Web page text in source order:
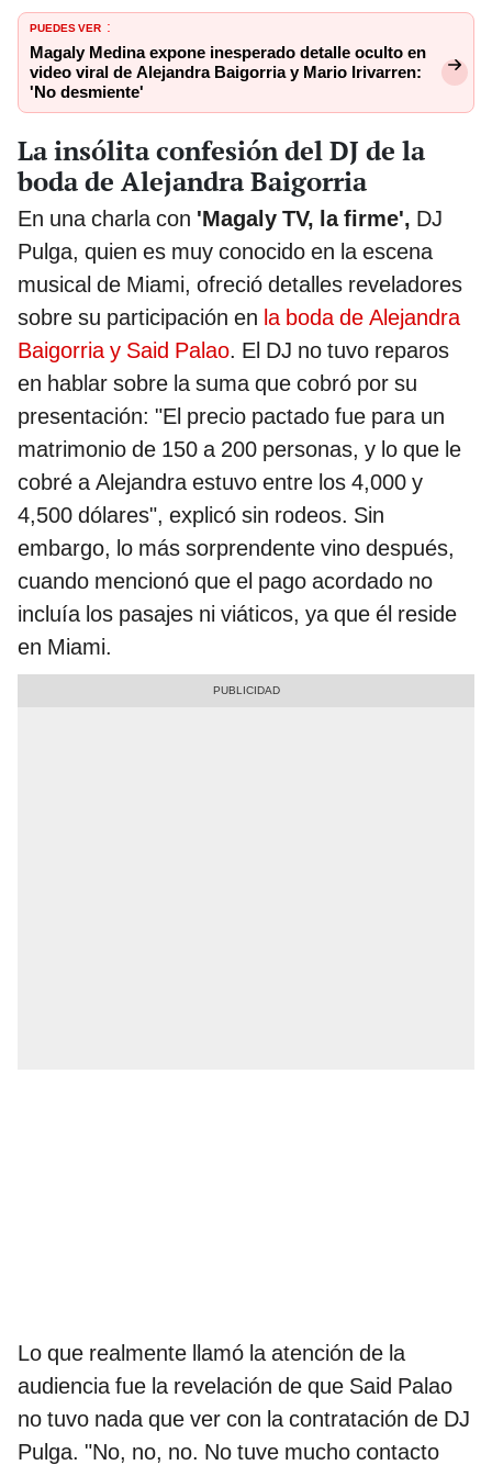
PUEDES VER :
Magaly Medina expone inesperado detalle oculto en
video viral de Alejandra Baigorria y Mario Irivarren:
'No desmiente'
La insólita confesión del DJ de la
boda de Alejandra Baigorria
En una charla con 'Magaly TV, la firme', DJ
Pulga, quien es muy conocido en la escena
musical de Miami, ofreció detalles reveladores
sobre su participación en la boda de Alejandra
Baigorria y Said Palao. El DJ no tuvo reparos
en hablar sobre la suma que cobró por su
presentación: "El precio pactado fue para un
matrimonio de 150 a 200 personas, y lo que le
cobré a Alejandra estuvo entre los 4,000 y
4,500 dólares", explicó sin rodeos. Sin
embargo, lo más sorprendente vino después,
cuando mencionó que el pago acordado no
incluía los pasajes ni viáticos, ya que él reside
en Miami.
Lo que realmente llamó la atención de la
audiencia fue la revelación de que Said Palao
no tuvo nada que ver con la contratación de DJ
Pulga. "No, no, no. No tuve mucho contacto